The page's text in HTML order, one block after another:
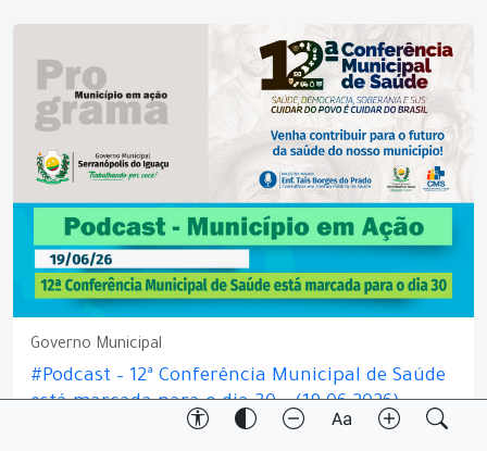
Governo Municipal
#Podcast – 12ª Conferência Municipal de Saúde
está marcada para o dia 30 – (19.06.2026)